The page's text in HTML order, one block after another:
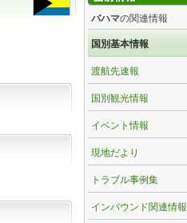
バハマの関連情報
国別基本情報
渡航先速報
国別観光情報
イベント情報
現地だより
トラブル事例集
インバウンド関連情報